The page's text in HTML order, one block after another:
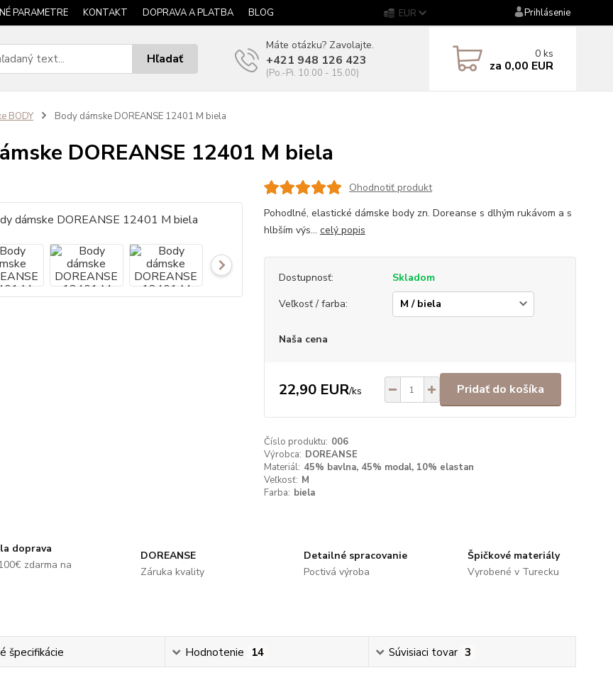
PARAMETRE KONTAKT DOPRAVA A PLATBA BLOG EUR Prihlásenie
Hľadať
Máte otázku? Zavolajte.
+421 948 126 423
(Po.-Pi. 10.00 - 15.00)
0 ks
za 0,00 EUR
BODY Body dámske DOREANSE 12401 M biela
DOREANSE 12401 M biela
Ohodnotiť produkt
Pohodlné, elastické dámske body zn. Doreanse s dlhým rukávom a s
hlbším výs... celý popis
Dostupnosť:
Skladom
Veľkosť / farba:
Naša cena
22,90 EUR/ks Pridať do košíka
Číslo produktu: 006
Výrobca: DOREANSE
Materiál: 45% bavlna, 45% modal, 10% elastan
Veľkosť: M
Farba: biela
doprava
zdarma na
DOREANSE
Záruka kvality
Detailné spracovanie
Poctivá výroba
Špičkové materiály
Vyrobené v Turecku
špecifikácie Hodnotenie 14 Súvisiaci tovar 3